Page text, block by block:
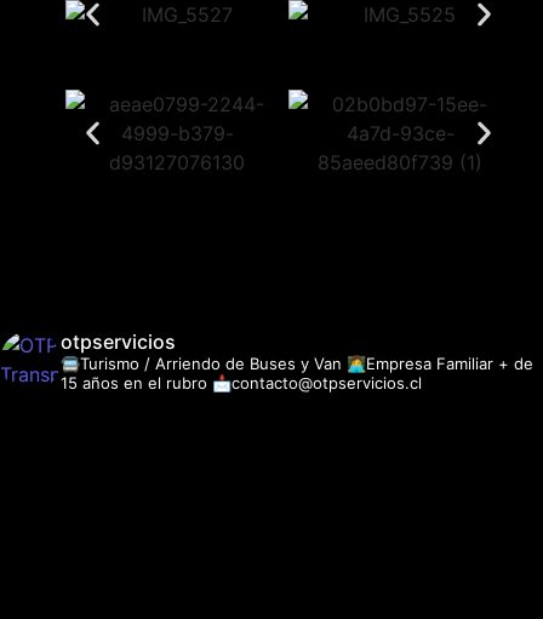
otpservicios
🚍Turismo / Arriendo de Buses y Van 👩‍💻Empresa Familiar + de
15 años en el rubro 📩contacto@otpservicios.cl